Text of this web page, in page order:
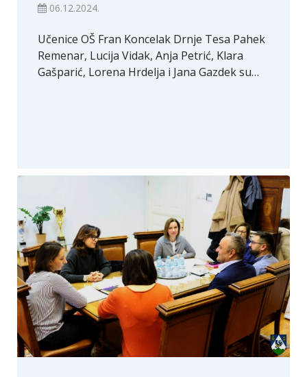
06.12.2024.
Učenice OŠ Fran Koncelak Drnje Tesa Pahek
Remenar, Lucija Vidak, Anja Petrić, Klara
Gašparić, Lorena Hrdelja i Jana Gazdek su…